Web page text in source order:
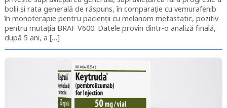
bolii și rata generală de răspuns, în comparație cu vemurafenib
în monoterapie pentru pacienții cu melanom metastatic, pozitiv
pentru mutația BRAF V600. Datele provin dintr-o analiză finală,
după 5 ani, a […]